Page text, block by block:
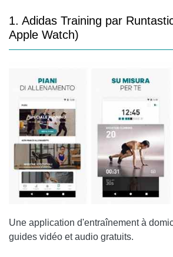
1. Adidas Training par
Apple Watch)
Une application d'entraînement à
guides vidéo et audio gratuits.